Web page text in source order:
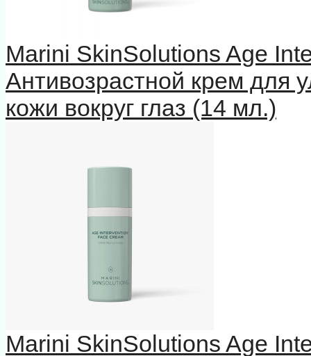
Marini SkinSolutions Age
Антивозрастной крем для
кожи вокруг глаз (14 мл.)
Marini SkinSolutions Age